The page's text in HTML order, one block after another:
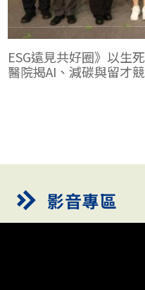
ESG遠見共好圈》以生
醫院揭AI、減碳與留才
影音專區